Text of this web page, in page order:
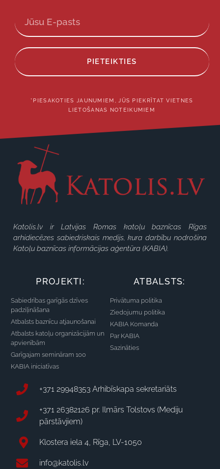
PIETEIKTIES
*PIESAKOTIES JAUNUMIEM, JŪS PIEKRĪTAT VIETNES
LIETOŠANAS NOTEIKUMIEM
Katolis.lv ir Latvijas Romas katoļu baznīcas Rīgas
arhidiecēzes sabiedriskais medijs, kura darbību nodrošina
Katoļu baznīcas informācijas aģentūra (KABIA).
PROJEKTI:
Sabiedrības garīgās dzīves
padziļināšana
Atbalsts baznīcu atjaunošanai
Atbalsts katoļu organizācijām un
apvienībām
Garīgajam semināram 100
KABIA iniciatīvas
ATBALSTS:
Privātuma politika
Ziedojumu politika
KABIA Komanda
Par KABIA
Sazināties
+371 29948353 Arhibīskapa sekretariāts
+371 26382126 pr. Ilmārs Tolstovs (Mediju
pārstāvjiem)
Klostera iela 4, Rīga, LV-1050
info@katolis.lv